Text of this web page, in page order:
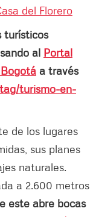
del Florero
turísticos
al Portal
a través
turismo-en-
de los lugares
sus planes
naturales.
a 2.600 metros
este abre bocas